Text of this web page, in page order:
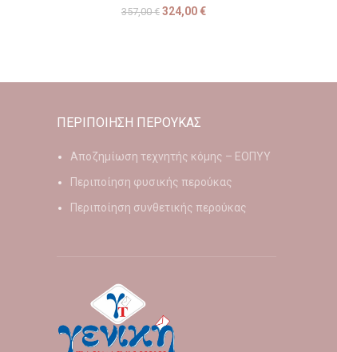
357,00€ 324,00 €
ΠΕΡΙΠΟΙΗΣΗ ΠΕΡΟΥΚΑΣ
Αποζημίωση τεχνητής κόμης – ΕΟΠΥΥ
Περιποίηση φυσικής περούκας
Περιποίηση συνθετικής περούκας